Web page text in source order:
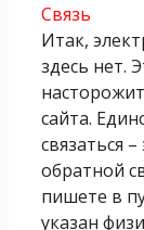
Связь
Итак,
здесь нет.
сайта.
связаться
обратной
пишете в
указан